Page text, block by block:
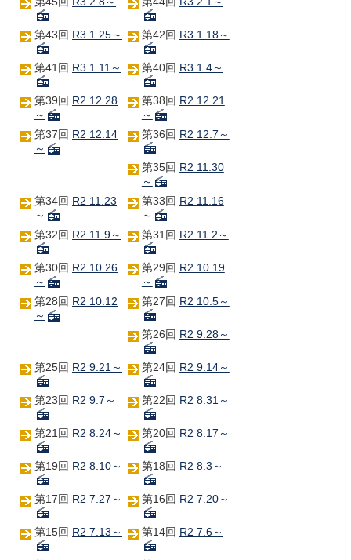
第43回 R3 1.25～ 第42回 R3 1.18～
第41回 R3 1.11～ 第40回 R3 1.4～
第39回 R2 12.28
～
第38回 R2 12.21
～
第37回 R2 12.14
～
第36回 R2 12.7～
第35回 R2 11.30
～
第34回 R2 11.23
～
第33回 R2 11.16
～
第32回 R2 11.9～ 第31回 R2 11.2～
第30回 R2 10.26
～
第29回 R2 10.19
～
第28回 R2 10.12
～
第27回 R2 10.5～
第26回 R2 9.28～
第25回 R2 9.21～ 第24回 R2 9.14～
第23回 R2 9.7～ 第22回 R2 8.31～
第21回 R2 8.24～ 第20回 R2 8.17～
第19回 R2 8.10～ 第18回 R2 8.3～
第17回 R2 7.27～ 第16回 R2 7.20～
第15回 R2 7.13～ 第14回 R2 7.6～